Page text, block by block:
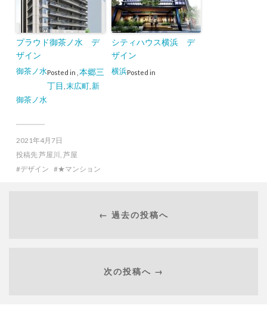
プラウド御茶ノ水 デ
ザイン
Posted in
御茶ノ水
本郷三
丁目 末広町 新
御茶ノ水
シティハウス横浜 デ
ザイン
Posted in
横浜
2021年4月7日
投稿先芦屋川 , 芦屋
デザイン
★マンション
← 過去の投稿へ
次の投稿へ →